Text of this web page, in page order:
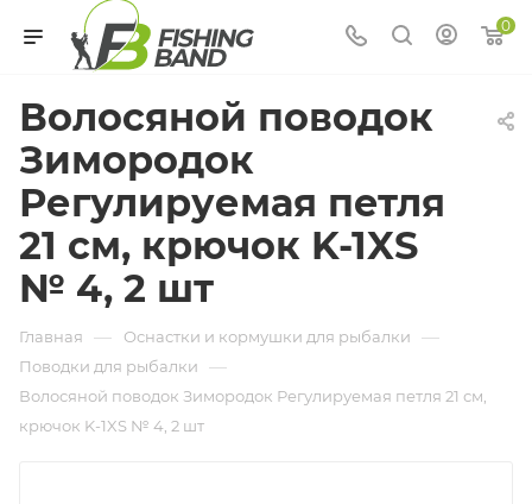
0
Волосяной поводок
Зимородок
Регулируемая петля
21 см, крючок K-1XS
№ 4, 2 шт
Главная — Оснастки и кормушки для рыбалки —
Поводки для рыбалки —
Волосяной поводок Зимородок Регулируемая петля 21 см,
крючок K-1XS № 4, 2 шт